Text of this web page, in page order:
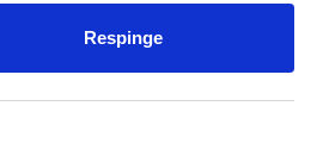
Respinge